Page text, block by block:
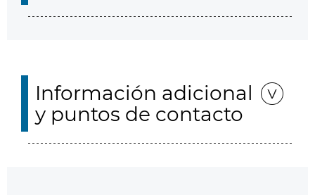
Información adicional
y puntos de contacto